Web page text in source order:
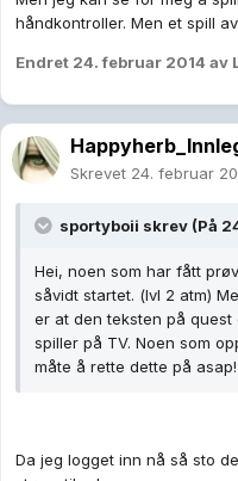
håndkontroller. Men et spill
Endret 24. februar 2014 av
Skrevet 24. februar
sportyboii skrev (På
Hei, noen som har fått
såvidt startet. (lvl 2 atm)
er at den teksten på
spiller på TV. Noen som
måte å rette dette på asap!
Da jeg logget inn nå så sto